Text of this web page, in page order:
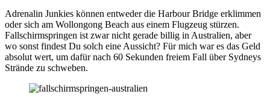
Adrenalin Junkies können entweder die Harbour Bridge erklimmen
oder sich am Wollongong Beach aus einem Flugzeug stürzen.
Fallschirmspringen ist zwar nicht gerade billig in Australien, aber
wo sonst findest Du solch eine Aussicht? Für mich war es das Geld
absolut wert, um dafür nach 60 Sekunden freiem Fall über Sydneys
Strände zu schweben.